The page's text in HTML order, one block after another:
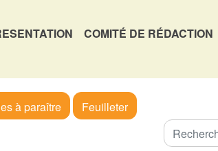
COMITÉ DE RÉDACTION
à paraître
Feuilleter